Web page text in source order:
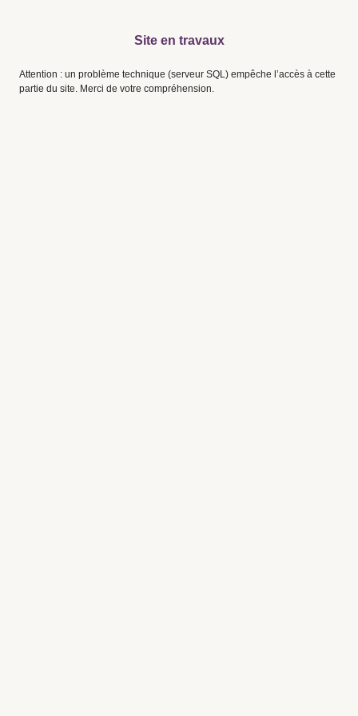
Site en travaux
Attention : un problème technique (serveur SQL) empêche l’accès à cette
partie du site. Merci de votre compréhension.